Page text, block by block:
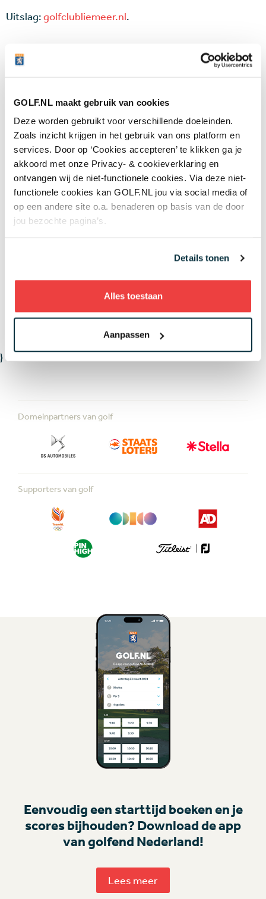
GOLF.NL maakt gebruik van cookies
Deze worden gebruikt voor verschillende doeleinden.
Zoals inzicht krijgen in het gebruik van ons platform en
services. Door op ‘Cookies accepteren’ te klikken ga je
akkoord met onze Privacy- & cookieverklaring en
ontvangen wij de niet-functionele cookies. Via deze niet-
functionele cookies kan GOLF.NL jou via social media of
op een andere site o.a. benaderen op basis van de door
jou bezochte pagina’s.
Details tonen
Alles toestaan
Aanpassen
Uitslag:golfclubliemeer.nl.
Laatste nieuws
worden groot aandeelhouder na akkoord met
nieuwe investeerder
'Mag ik nog steeds drie minuten zoeken als we
het op de tee al eens zijn dat mijn bal in de
hindernis ligt?'
05 AUG
Wie is de captain van Team Europa?
Negenvoudig speelster en drievoudig
majorwinnares Anna Nordqvist ademt de Solheim Cup
05 AUG
LEES MEER OVER
}
Domeinpartners van golf
Supporters van golf
Eenvoudig een starttijd boeken en je
scores bijhouden? Download de app
van golfend Nederland!
Lees meer